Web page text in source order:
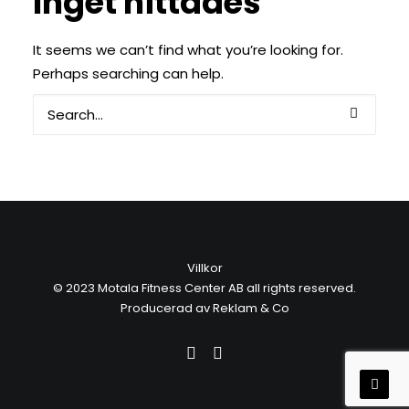
BLI MEDLEM
It seems we can’t find what you’re looking for.
Perhaps searching can help.
Villkor
© 2023 Motala Fitness Center AB all rights reserved.
Producerad avReklam & Co